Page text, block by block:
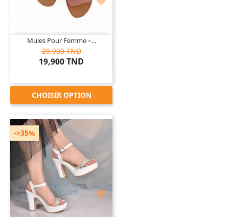
Mules Pour Femme –...
29,900 TND
19,900 TND
CHOISIR OPTION

->35%